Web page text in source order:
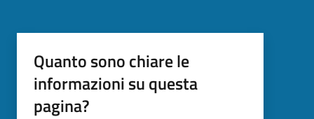
Quanto sono chiare le
informazioni su questa
pagina?